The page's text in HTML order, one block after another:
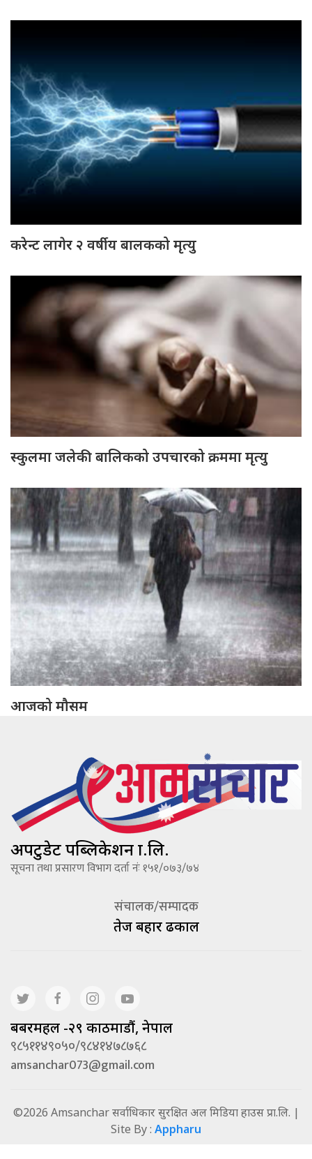
करेन्ट लागेर २ वर्षीय बालकको मृत्यु
स्कुलमा जलेकी बालिकको उपचारको क्रममा मृत्यु
आजको मौसम
अपटुडेट पब्लिकेशन प्रा.लि.
सूचना तथा प्रसारण विभाग दर्ता नंः १५१/०७३/७४
संचालक/सम्पादक
तेज बहादूर ढकाल
बबरमहल -२९ काठमाडौं, नेपाल
९८५११४९०५०/९८४१४७८७६८
amsanchar073@gmail.com
©2026 Amsanchar सर्वाधिकार सुरक्षित अल मिडिया हाउस प्रा.लि. |
Site By : Appharu